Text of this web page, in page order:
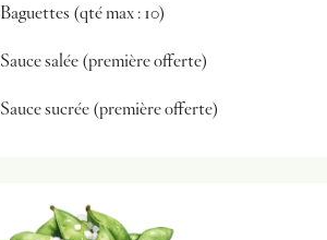
Baguettes (qté max : 10)
Sauce salée (première offerte)
Sauce sucrée (première offerte)